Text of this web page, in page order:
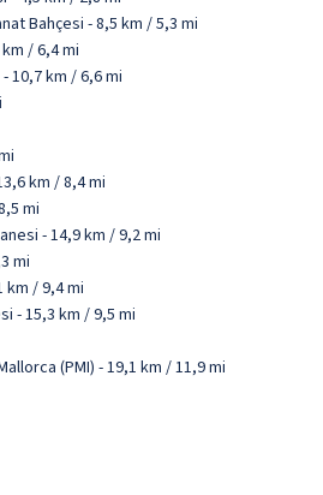
Bahçesi - 8,5 km / 5,3 mi
/ 6,4 mi
10,7 km / 6,6 mi
km / 8,4 mi
mi
- 14,9 km / 9,2 mi
mi
km / 9,4 mi
- 15,3 km / 9,5 mi
(PMI) - 19,1 km / 11,9 mi